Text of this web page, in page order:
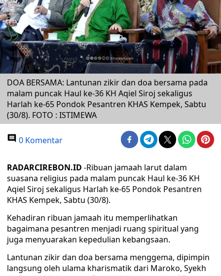
DOA BERSAMA: Lantunan zikir dan doa bersama pada
malam puncak Haul ke-36 KH Aqiel Siroj sekaligus
Harlah ke-65 Pondok Pesantren KHAS Kempek, Sabtu
(30/8). FOTO : ISTIMEWA
0 Komentar
RADARCIREBON.ID -Ribuan jamaah larut dalam
suasana religius pada malam puncak Haul ke-36 KH
Aqiel Siroj sekaligus Harlah ke-65 Pondok Pesantren
KHAS Kempek, Sabtu (30/8).
Kehadiran ribuan jamaah itu memperlihatkan
bagaimana pesantren menjadi ruang spiritual yang
juga menyuarakan kepedulian kebangsaan.
Lantunan zikir dan doa bersama menggema, dipimpin
langsung oleh ulama kharismatik dari Maroko, Syekh